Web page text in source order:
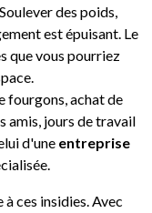
Soulever des poids,
est épuisant. Le
que vous pourriez
fourgons, achat de
amis, jours de travail
d'une entreprise
ces insidies. Avec